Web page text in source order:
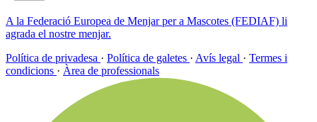
A la Federació Europea de Menjar per a Mascotes (FEDIAF) li
agrada el nostre menjar.
Política de privadesa · Política de galetes · Avís legal · Termes i
condicions · Àrea de professionals